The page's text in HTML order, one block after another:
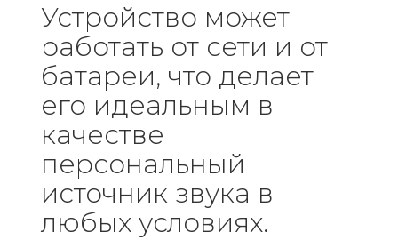
Устройство может
работать от сети и от
батареи, что делает
его идеальным в
качестве
персональный
источник звука в
любых условиях.